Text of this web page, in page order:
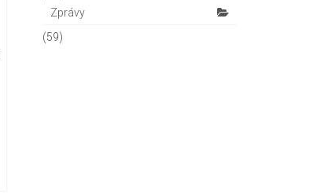
Zprávy
(59)